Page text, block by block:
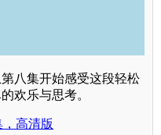
八集开始感受这段轻松
欢乐与思考。
高清版